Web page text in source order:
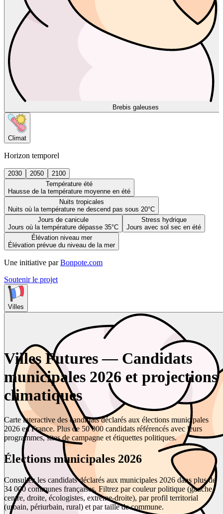
Brebis galeuses
Climat
Horizon temporel
2030 2050
2100
Température été
Hausse de la température moyenne en été
Nuits tropicales
Nuits où la température ne descend pas sous 20°C
Jours de canicule
Jours où la température dépasse 35°C
Stress hydrique
Jours avec sol sec en été
Élévation niveau mer
Élévation prévue du niveau de la mer
Une initiative par Bonpote.com
Soutenir le projet
Villes
Villes Futures — Candidats
municipales 2026 et projections
climatiques
Carte interactive des candidats déclarés aux élections municipales
2026 en France. Plus de 50 000 candidats référencés avec leurs
programmes, sites de campagne et étiquettes politiques.
Élections municipales 2026
Consultez les candidats déclarés aux municipales 2026 dans plus de
34 000 communes françaises. Filtrez par couleur politique (gauche,
centre, droite, écologistes, extrême-droite), par profil territorial
(urbain, périurbain, rural) et par taille de commune.